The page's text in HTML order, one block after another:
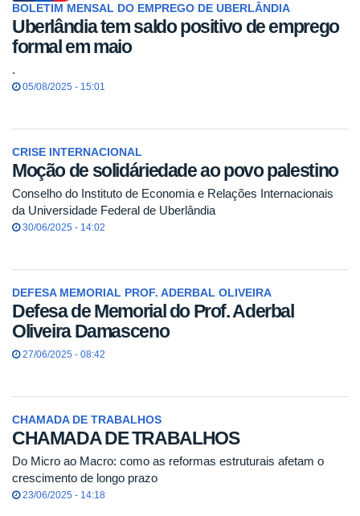
BOLETIM MENSAL DO EMPREGO DE UBERLÂNDIA
Uberlândia tem saldo positivo de emprego
formal em maio
.
05/08/2025 - 15:01
CRISE INTERNACIONAL
Moção de solidáriedade ao povo palestino
Conselho do Instituto de Economia e Relações Internacionais
da Universidade Federal de Uberlândia
30/06/2025 - 14:02
DEFESA MEMORIAL PROF. ADERBAL OLIVEIRA
Defesa de Memorial do Prof. Aderbal
Oliveira Damasceno
27/06/2025 - 08:42
CHAMADA DE TRABALHOS
CHAMADA DE TRABALHOS
Do Micro ao Macro: como as reformas estruturais afetam o
crescimento de longo prazo
23/06/2025 - 14:18